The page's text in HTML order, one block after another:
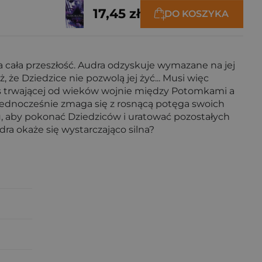
17,45 zł DO KOSZYKA
przeszłość. Audra odzyskuje wymazane na jej
że Dziedzice nie pozwolą jej żyć... Musi więc
trwającej od wieków wojnie między Potomkami a
zmaga się z rosnącą potęga swoich
pokonać Dziedziców i uratować pozostałych
okaże się wystarczająco silna?